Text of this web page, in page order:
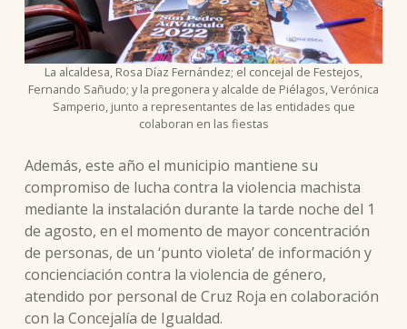
La alcaldesa, Rosa Díaz Fernández; el concejal de Festejos,
Fernando Sañudo; y la pregonera y alcalde de Piélagos, Verónica
Samperio, junto a representantes de las entidades que
colaboran en las fiestas
Además, este año el municipio mantiene su
compromiso de lucha contra la violencia machista
mediante la instalación durante la tarde noche del 1
de agosto, en el momento de mayor concentración
de personas, de un ‘punto violeta’ de información y
concienciación contra la violencia de género,
atendido por personal de Cruz Roja en colaboración
con la Concejalía de Igualdad.